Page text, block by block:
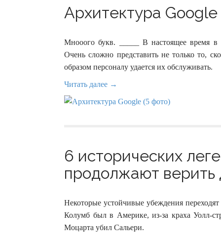
Архитектура Google
Мнооого букв. _____ В настоящее время
Очень сложно представить не только то,
образом персоналу удается их обслуживать.
Читать далее →
6 исторических
продолжают верить
Некоторые устойчивые убеждения
Колумб был в Америке, из-за краха Уолл-
Моцарта убил Сальери.